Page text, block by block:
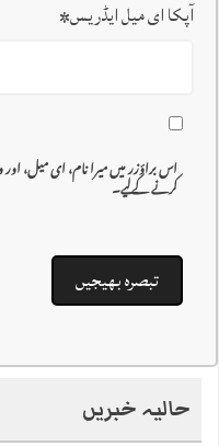
آپکا ای میل ایڈریس*
اس براؤزر میں میرا نام، ای میل،
کرنے کےلیے۔
حالیہ خبریں